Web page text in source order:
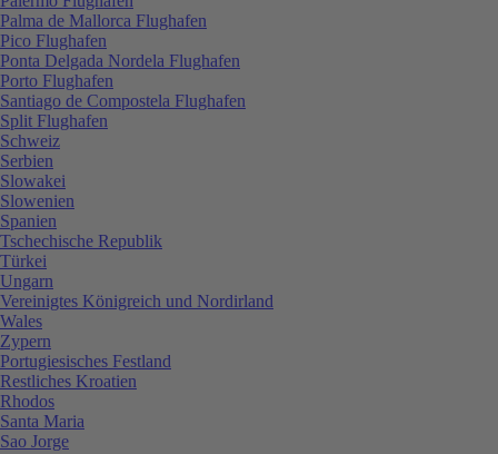
Palma de Mallorca Flughafen
Pico Flughafen
Ponta Delgada Nordela Flughafen
Porto Flughafen
Santiago de Compostela Flughafen
Split Flughafen
Schweiz
Serbien
Slowakei
Slowenien
Spanien
Tschechische Republik
Türkei
Ungarn
Vereinigtes Königreich und Nordirland
Wales
Zypern
Portugiesisches Festland
Restliches Kroatien
Rhodos
Santa Maria
Sao Jorge